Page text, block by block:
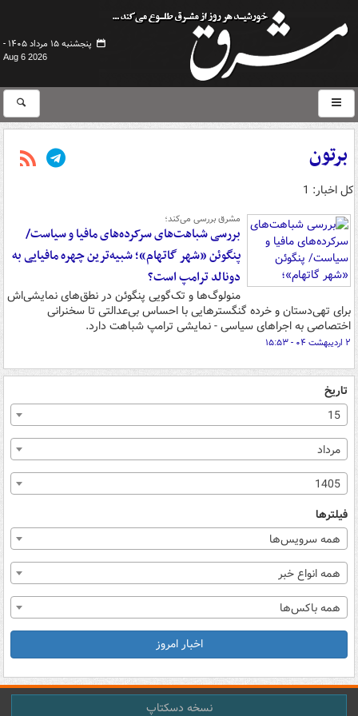
پنجشنبه ۱۵ مرداد ۱۴۰۵ -
Aug 6 2026
برتون
کل اخبار: 1
مشرق بررسی می‌کند؛
بررسی شباهت‌های سرکرده‌های مافیا و سیاست/
پنگوئن «شهر گاتهام»؛ شبیه‌ترین چهره مافیایی به
دونالد ترامپ است؟
منولوگ‌ها و تک‌گویی‌ پنگوئن در نطق‌های نمایشی‌اش
برای تهی‌دستان و خرده گنگسترهایی با احساس بی‌عدالتی تا سخنرانی‌
اختصاصی به اجراهای سیاسی - نمایشی ترامپ شباهت دارد.
۲ اردیبهشت ۰۴ - ۱۵:۵۳
تاریخ
15
مرداد
1405
فیلترها
همه سرویس‌ها
همه انواع خبر
همه باکس‌ها
اخبار امروز
نسخه دسکتاپ